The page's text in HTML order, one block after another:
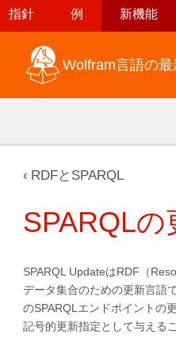
指針 例 新機能
Wolfram言語の
RDFとSPARQL
SPARQLの
SPARQL UpdateはRDF（
データ集合のための更新言語
のSPARQLエンドポイントの
記号的更新指定として与える